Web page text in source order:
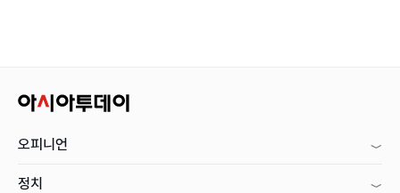
오피니언
정치